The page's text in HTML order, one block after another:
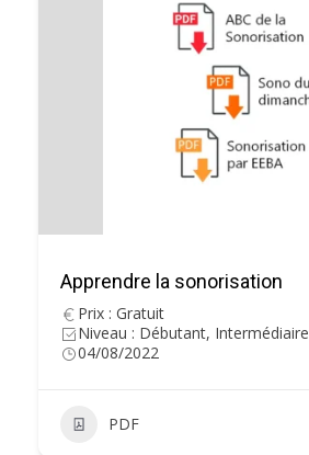
Apprendre la sonorisation
Prix : Gratuit
Niveau : Débutant, Intermédiaire
04/08/2022
PDF